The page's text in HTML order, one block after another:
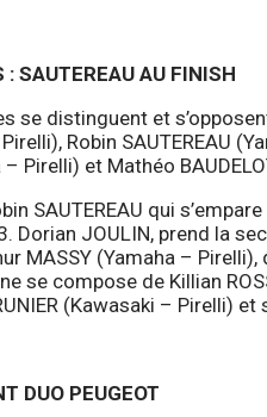
SAUTEREAU AU FINISH
se distinguent et
Robin SAUTEREAU
– Pirelli) et Mathéo
SAUTEREAU qui
Dorian JOULIN, prend la
MASSY (Yamaha –
se compose de Killian
(Kawasaki – Pirelli)
DUO PEUGEOT